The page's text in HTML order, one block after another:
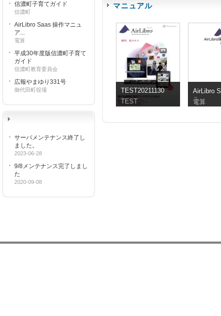
信濃町子育てガイド
信濃町
AirLibro Saas 操作マニュ
ア...
電算
平成30年度版信濃町子育て
ガイド
信濃町教育委員会
広報やまゆり331号
御代田町役場
サーバメンテナンス終了し
ました。
2023-06-28
9/8メンテナンス完了しまし
た
2020-09-08
マニュアル
TEST20211130
TEST
AirLibro
作マニュ
電算